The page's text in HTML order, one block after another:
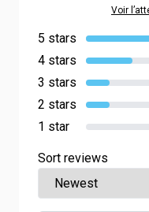
Voir
5 stars
4 stars
3 stars
2 stars
1 star
Sort reviews